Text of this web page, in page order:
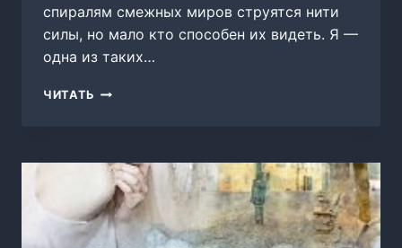
спиралям смежных миров струятся нити
силы, но мало кто способен их видеть. Я —
одна из таких…
ЧИТАТЬ ДОРОГИ,